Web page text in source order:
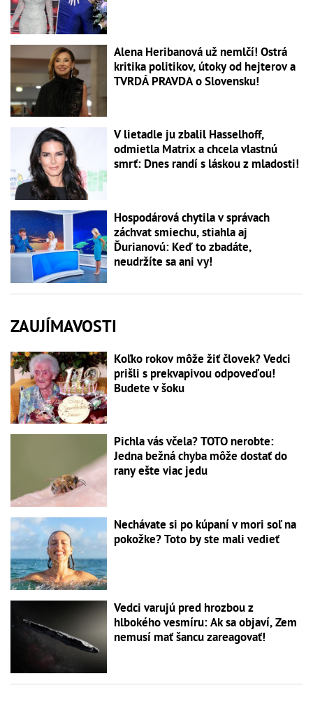
Alena Heribanová už nemlčí! Ostrá
kritika politikov, útoky od hejterov a
TVRDÁ PRAVDA o Slovensku!
V lietadle ju zbalil Hasselhoff,
odmietla Matrix a chcela vlastnú
smrť: Dnes randí s láskou z mladosti!
Hospodárová chytila v správach
záchvat smiechu, stiahla aj
Ďurianovú: Keď to zbadáte,
neudržíte sa ani vy!
ZAUJÍMAVOSTI
Koľko rokov môže žiť človek? Vedci
prišli s prekvapivou odpoveďou!
Budete v šoku
Pichla vás včela? TOTO nerobte:
Jedna bežná chyba môže dostať do
rany ešte viac jedu
Nechávate si po kúpaní v mori soľ na
pokožke? Toto by ste mali vedieť
Vedci varujú pred hrozbou z
hlbokého vesmíru: Ak sa objaví, Zem
nemusí mať šancu zareagovať!